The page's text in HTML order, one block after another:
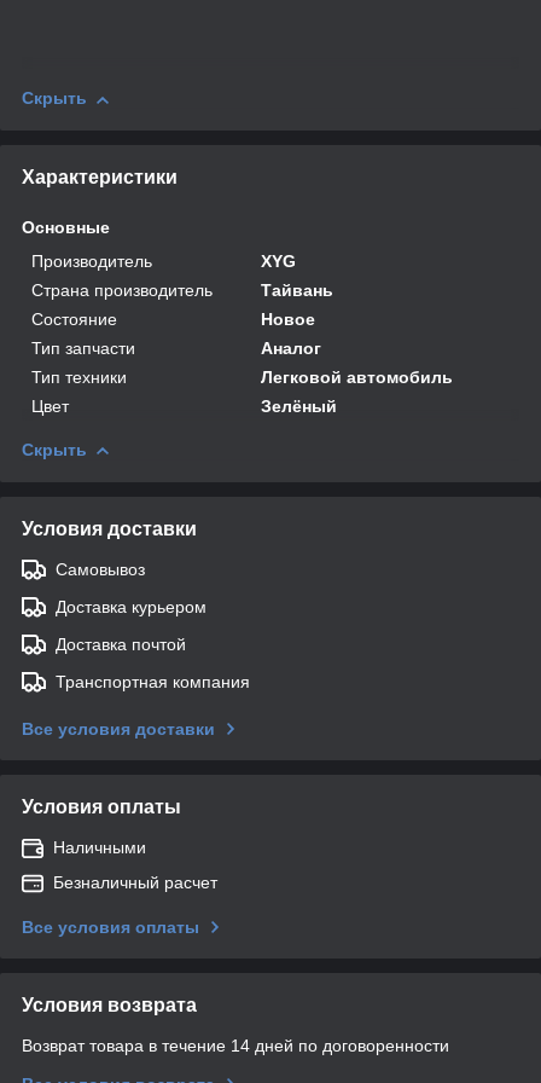
Скрыть
Характеристики
Основные
Производитель
XYG
Страна производитель
Тайвань
Состояние
Новое
Тип запчасти
Аналог
Тип техники
Легковой автомобиль
Цвет
Зелёный
Скрыть
Условия доставки
Самовывоз
Доставка курьером
Доставка почтой
Транспортная компания
Все условия доставки
Условия оплаты
Наличными
Безналичный расчет
Все условия оплаты
Условия возврата
Возврат товара в течение 14 дней по договоренности